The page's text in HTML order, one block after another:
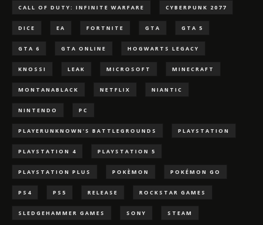
CALL OF DUTY: INFINITE WARFARE CYBERPUNK 2077
DICE EA FORTNITE GTA GTA 5
GTA 6 GTA ONLINE HOGWARTS LEGACY
KNOSSI LEAK MICROSOFT MINECRAFT
MONTANABLACK NETFLIX NIANTIC
NINTENDO PC
PLAYERUNKNOWN'S BATTLEGROUNDS PLAYSTATION
PLAYSTATION 4 PLAYSTATION 5
PLAYSTATION PLUS POKÈMON POKÉMON GO
PS4 PS5 RELEASE ROCKSTAR GAMES
SLEDGEHAMMER GAMES SONY STEAM